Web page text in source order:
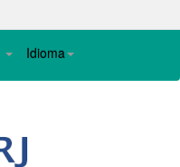
Idioma